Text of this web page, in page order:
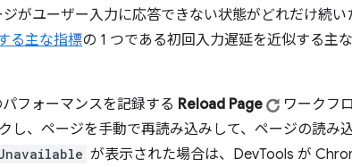
がユーザー入力に応答できない状態がどれだけ続い
る主な指標の 1 つである初回入力遅延を近似する主な
フォーマンスを記録する Reload Page
ワークフ
し、ページを手動で再読み込みして、ページの読み
が表示された場合は、DevTools が